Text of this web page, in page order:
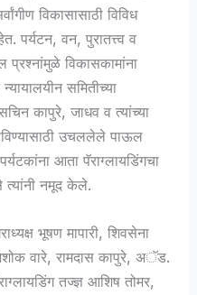
विकासासाठी विविध
पर्यटन, वन, पुरातत्त्व व
प्रश्नांमुळे विकासकामांना
समितीच्या
कापुरे, जाधव व त्यांच्या
उचललेले पाऊल
आता पॅराग्लायडिंगचा
नमूद केले.
भूषण मापारी, शिवसेना
वारे, रामदास कापुरे, अॅड.
तज्ज्ञ आशिष तोमर,